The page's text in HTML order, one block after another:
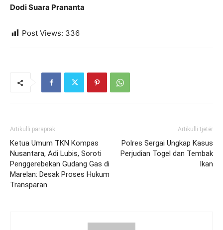
Dodi Suara Prananta
Post Views: 336
Artikulli paraprak
Ketua Umum TKN Kompas
Nusantara, Adi Lubis, Soroti
Penggerebekan Gudang Gas di
Marelan: Desak Proses Hukum
Transparan
Artikulli tjetër
Polres Sergai Ungkap Kasus
Perjudian Togel dan Tembak
Ikan